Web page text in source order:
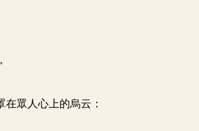
眾人心上的烏云：